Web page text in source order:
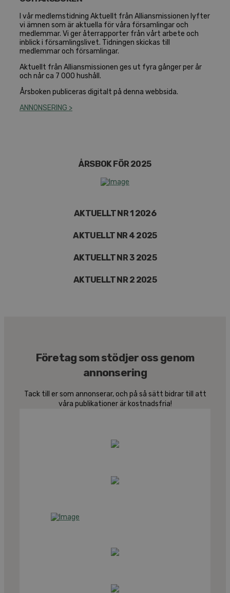
I vår medlemstidning Aktuellt från Alliansmissionen lyfter
vi ämnen som är aktuella för våra församlingar och
medlemmar. Vi ger återrapporter från vårt arbete och
inblick i församlingslivet. Tidningen skickas till
medlemmar och församlingar.
Aktuellt från Alliansmissionen ges ut fyra gånger per år
och når ca 7 000 hushåll.
Årsboken publiceras digitalt på denna webbsida.
ANNONSERING >
ÅRSBOK FÖR 2025
AKTUELLT NR 1 2026
AKTUELLT NR 4 2025
AKTUELLT NR 3 2025
AKTUELLT NR 2 2025
Företag som stödjer oss genom
annonsering
Tack till er som annonserar, och på så sätt bidrar till att
våra publikationer är kostnadsfria!